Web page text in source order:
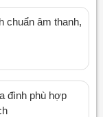
chuẩn âm thanh,
đình phù hợp